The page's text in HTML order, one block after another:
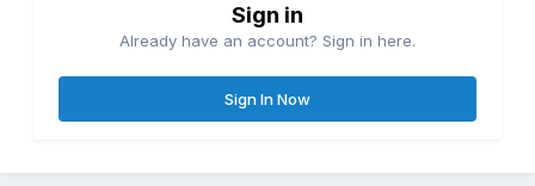
Sign in
Already have an account? Sign in here.
Sign In Now